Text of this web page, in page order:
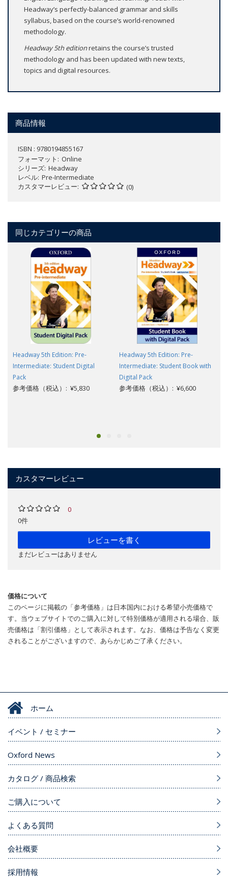
Headway’s perfectly-balanced grammar and skills
syllabus, based on the course’s world-renowned
methodology.
Headway 5th editionretains the course’s trusted
methodology and has been updated with new texts,
topics and digital resources.
商品情報
ISBN : 9780194855167
フォーマット
Online
シリーズ Headway
レベル Pre-Intermediate
カスタマーレビュー
(0)
同じカテゴリーの商品
Headway 5th Edition: Pre-
Intermediate: Student Digital
Pack
参考価格（税込）: ¥5,830
Headway 5th Edition: Pre-
Intermediate: Student Book with
Digital Pack
参考価格（税込）: ¥6,600
カスタマーレビュー
0
0件
レビューを書く
まだレビューはありません
価格について
このページに掲載の「参考価格」は日本国内における希望小売価格で
す。当ウェブサイトでのご購入に対して特別価格が適用される場合、販
売価格は「割引価格」として表示されます。なお、価格は予告なく変更
されることがございますので、あらかじめご了承ください。
ホーム
イベント / セミナー
Oxford News
カタログ / 商品検索
ご購入について
よくある質問
会社概要
採用情報